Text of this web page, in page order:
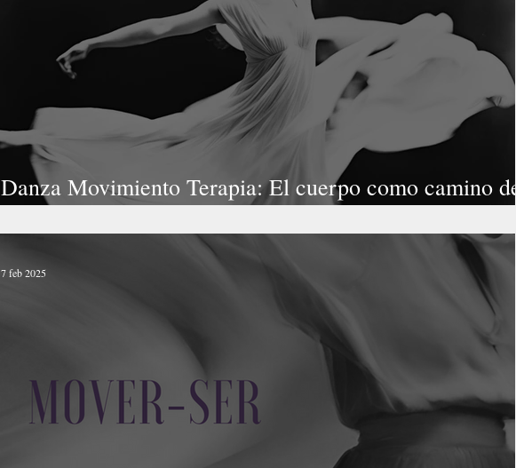
Danza Movimiento Terapia: El cuerpo como camino de
expresión y transformación
7 feb 2025